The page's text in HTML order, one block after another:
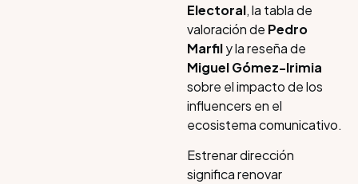
Electoral, la tabla de
valoración de Pedro
Marfily la reseña de
Miguel Gómez-Irimia
sobre el impacto de los
influencers en el
ecosistema comunicativo.
Estrenar dirección
significa renovar